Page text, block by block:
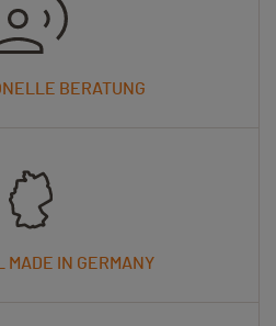
BERATUNG
MADE IN GERMANY